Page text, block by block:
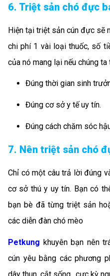
6. Triệt sản chó đực
Hiện tại triệt sản cún đực sẽ
chi phí 1 vài loại thuốc, số
của nó mang lại nếu chúng
Đúng thời gian sinh
Đúng cơ sở y tế uy tín.
Đúng cách chăm sóc
7. Nên triệt sản chó
Chỉ có một câu trả lời đúng
cơ sở thú y uy tín. Bạn có
bạn bè đã từng triệt sản
các diễn đàn chó mèo
Petkung khuyên bạn nên
cún yêu bằng các phương
dây thun, cắt sống…cực kỳ